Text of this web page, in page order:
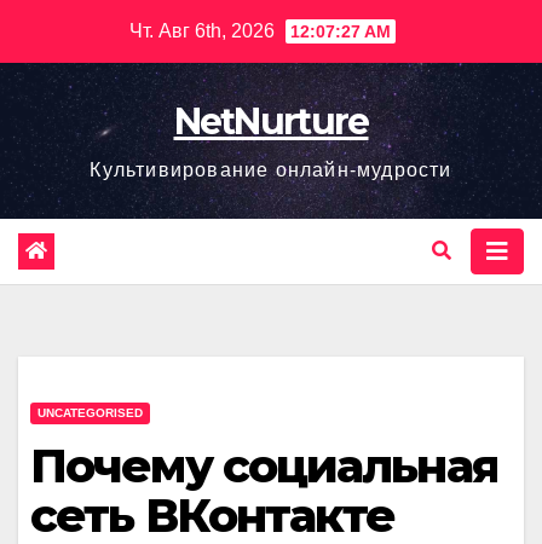
содержимому
Чт. Авг 6th, 2026 12:07:28 AM
NetNurture
Культивирование онлайн-мудрости
UNCATEGORISED
Почему социальная
сеть ВКонтакте